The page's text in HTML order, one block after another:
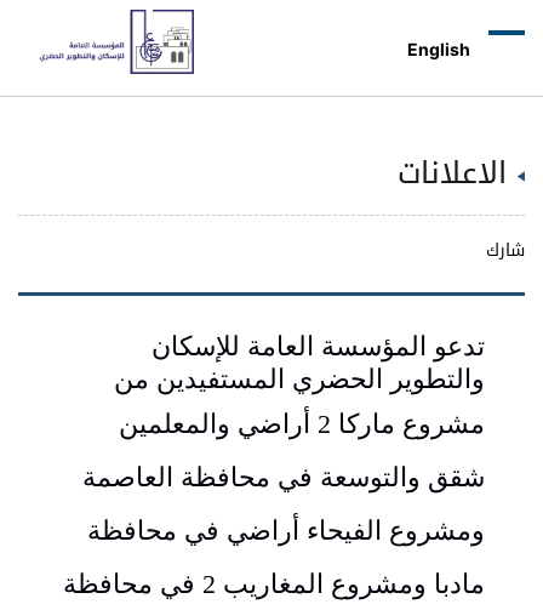
English
تدعو المؤسسة العامة للإسكان
والتطوير الحضري المستفيدين من
مشروع
ماركا 2 أراضي والمعلمين
شقق والتوسعة في محافظة العاصمة
ومشروع الفيحاء أراضي في محافظة
مادبا ومشروع المغاريب 2 في محافظة